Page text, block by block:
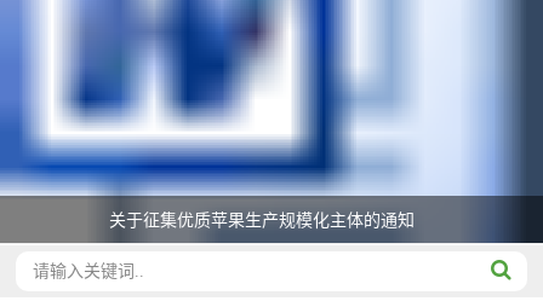
关于征集优质苹果生产规模化主体的通知